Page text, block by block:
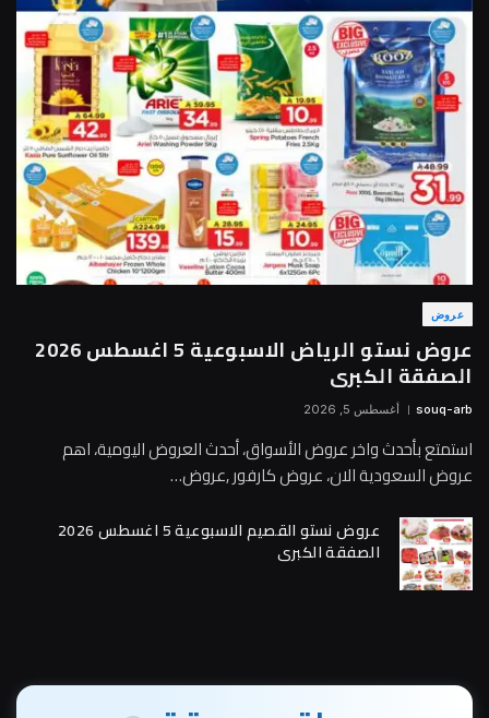
عروض
عروض نستو الرياض الاسبوعية 5 اغسطس 2026
الصفقة الكبرى
souq-arb أغسطس 5, 2026
استمتع بأحدث واخر عروض الأسواق، أحدث العروض اليومية، اهم
عروض السعودية الان، عروض كارفور ,عروض…
عروض نستو القصيم الاسبوعية 5 اغسطس 2026
الصفقة الكبرى